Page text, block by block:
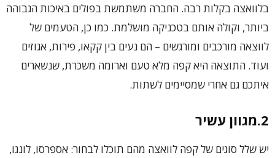
בלוואצה בקלות רבה. החברה משתמשת בפולים באיכות הגבוהה
ביותר, וקולה אותם בטכניקה מושלמת. כמו כן, הטעמים של
לווצאה מורכבים ומורגשים – הם נעים בין קקאו, פירות, אגוזים
ועוד. התוצאה היא קפה מלא טעם וארומה משכרת, שנשארים
איתכם גם אחרי שמסיימים לשתות.
2.מגוון עשיר
יש שלל סוגים של קפה לוואצה מהם תוכלו לבחור: אספרסו, לונגו,